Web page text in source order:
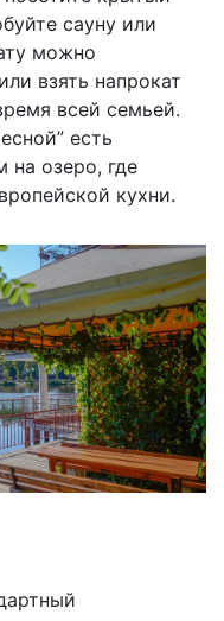
сауну или
можно
взять напрокат
всей семьей.
есть
на озеро, где
кухни.